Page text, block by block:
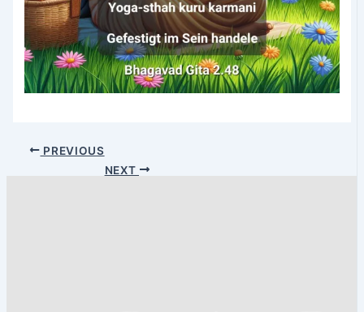
PREVIOUS
NEXT